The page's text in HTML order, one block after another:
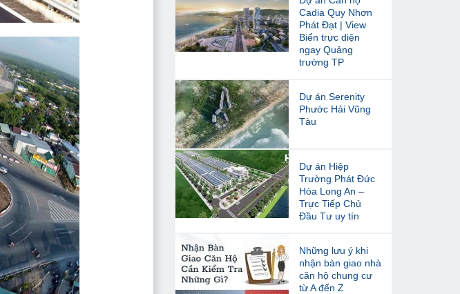
Cadia Quy Nhơn
Phát Đạt | View
Biển trực diện
ngay Quảng
trường TP
Dự án Serenity
Phước Hải Vũng
Tàu
Dự án Hiệp
Trường Phát Đức
Hòa Long An –
Trực Tiếp Chủ
Đầu Tư uy tín
Những lưu ý khi
nhận bàn giao nhà
căn hộ chung cư
từ A đến Z